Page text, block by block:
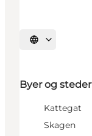
Vælg sprog
Byer og steder
Kattegat
Skagen